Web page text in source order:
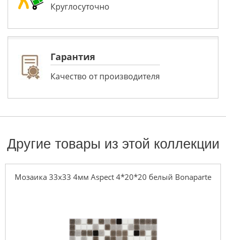
Круглосуточно
Гарантия
Качество от производителя
Другие товары из этой коллекции
Мозаика 33x33 4мм Aspect 4*20*20 белый Bonaparte